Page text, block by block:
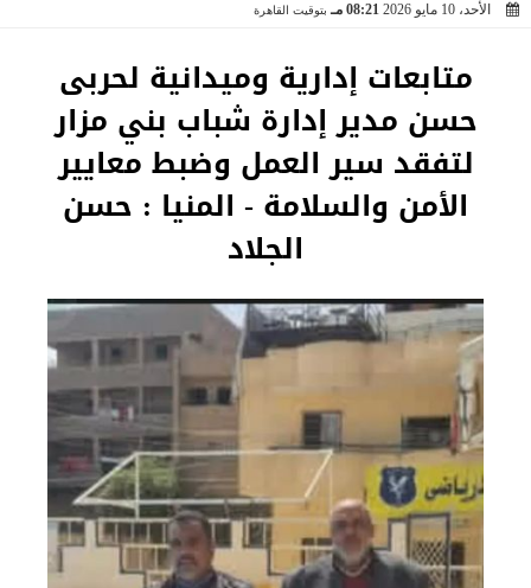
الأحد، 10 مايو 2026
08:21 مـ بتوقيت القاهرة
متابعات إدارية وميدانية لحربى
حسن مدير إدارة شباب بني مزار
لتفقد سير العمل وضبط معايير
الأمن والسلامة - المنيا : حسن
الجلاد